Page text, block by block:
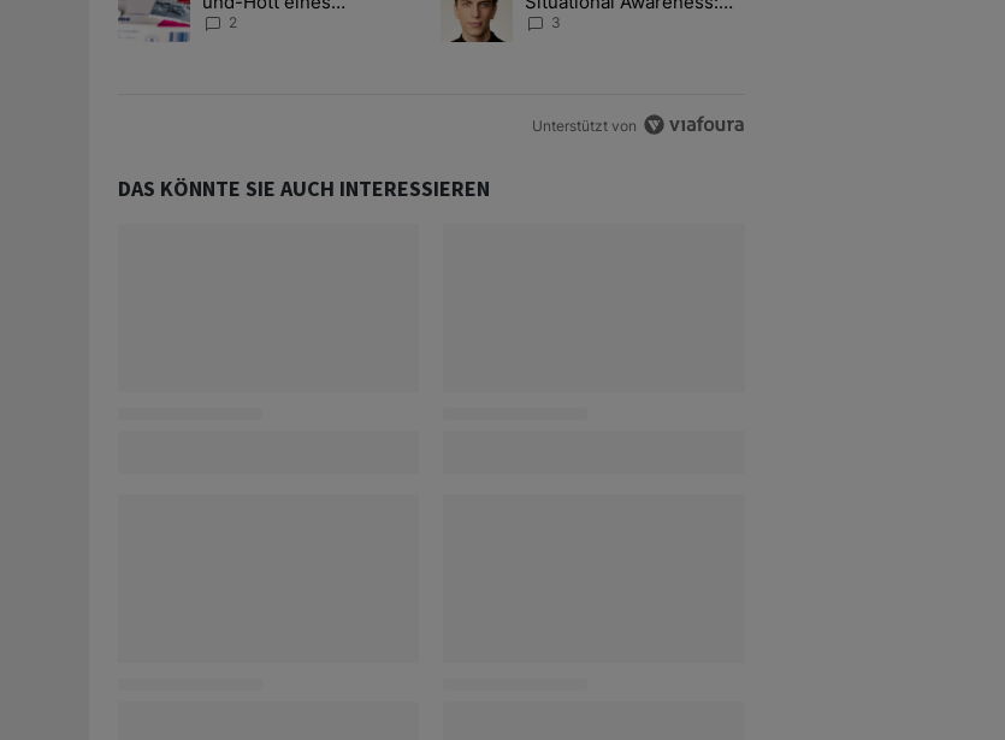
Anlagestrategen
2
Alles über den Retter-
3
Unterstützt von
DAS KÖNNTE SIE AUCH INTERESSIEREN